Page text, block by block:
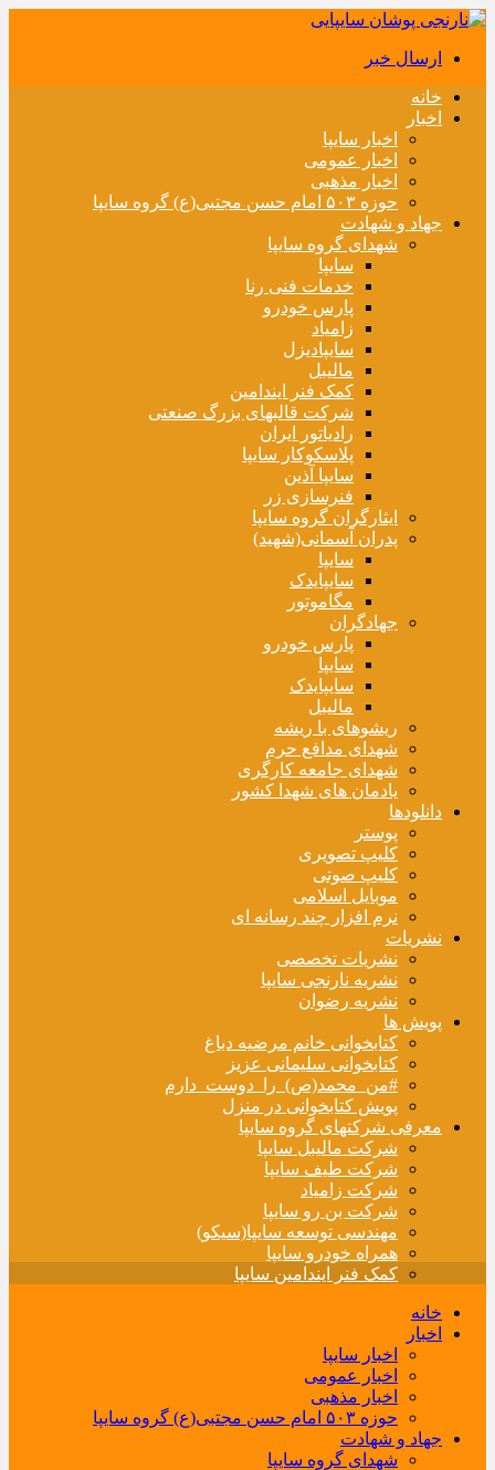
ارسال خبر
خانه
اخبار
اخبار سایپا
اخبار عمومی
اخبار مذهبی
حوزه ۵۰۳ امام حسن مجتبی(ع) گروه سایپا
جهاد و شهادت
شهدای گروه سایپا
سایپا
خدمات فنی رنا
پارس خودرو
زامیاد
سایپادیزل
مالیبل
کمک فنر ایندامین
شرکت قالبهای بزرگ صنعتی
رادیاتور ایران
پلاسکوکار سایپا
سایپا آذین
فنرسازی زر
ایثارگران گروه سایپا
پدران آسمانی(شهید)
سایپا
سایپایدک
مگاموتور
جهادگران
پارس خودرو
سایپا
سایپایدک
مالیبل
ریشوهای با ریشه
شهدای مدافع حرم
شهدای جامعه کارگری
یادمان های شهدا کشور
دانلودها
پوستر
کلیپ تصویری
کلیپ صوتی
موبایل اسلامی
نرم افزار چند رسانه ای
نشریات
نشریات تخصصی
نشریه نارنجی سایپا
نشریه رضوان
پویش ها
کتابخوانی خانم مرضیه دباغ
کتابخوانی سلیمانی عزیز
#من_محمد(ص)_را_دوست_دارم
پویش کتابخوانی در منزل
معرفی شرکتهای گروه سایپا
شرکت مالیبل سایپا
شرکت طیف سایپا
شرکت زامیاد
شرکت بن رو سایپا
مهندسی توسعه سایپا(سیکو)
همراه خودرو سایپا
کمک فنر ایندامین سایپا
خانه
اخبار
اخبار سایپا
اخبار عمومی
اخبار مذهبی
حوزه ۵۰۳ امام حسن مجتبی(ع) گروه سایپا
جهاد و شهادت
شهدای گروه سایپا